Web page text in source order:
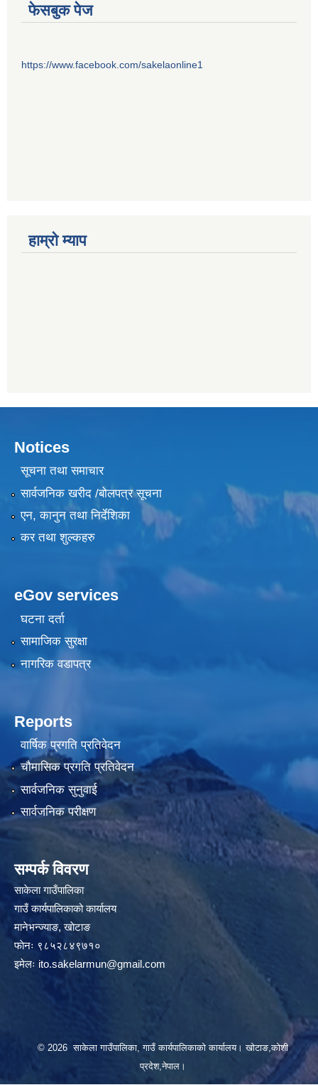
फेसबुक पेज
https://www.facebook.com/sakelaonline1
हाम्राे म्याप
Notices
सूचना तथा समाचार
सार्वजनिक खरीद /बोलपत्र सूचना
एन, कानुन तथा निर्देशिका
कर तथा शुल्कहरु
eGov services
घटना दर्ता
सामाजिक सुरक्षा
नागरिक वडापत्र
Reports
वार्षिक प्रगति प्रतिवेदन
चौमासिक प्रगति प्रतिवेदन
सार्वजनिक सुनुवाई
सार्वजनिक परीक्षण
सम्पर्क विवरण
साकेला गाउँपालिका
गाउँ कार्यपालिकाको कार्यालय
मानेभन्ज्याङ, खाेटाङ
फाेनः ९८५२८४९७१०
इमेलः ito.sakelarmun@gmail.com
© 2026 साकेला गाउँपालिका, गाउँ कार्यपालिकाको कार्यालय। खोटाङ,कोशी
प्रदेश,नेपाल।